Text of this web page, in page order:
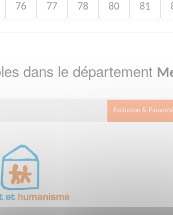
76 77 78 80 81
dans le département
Exclusion &